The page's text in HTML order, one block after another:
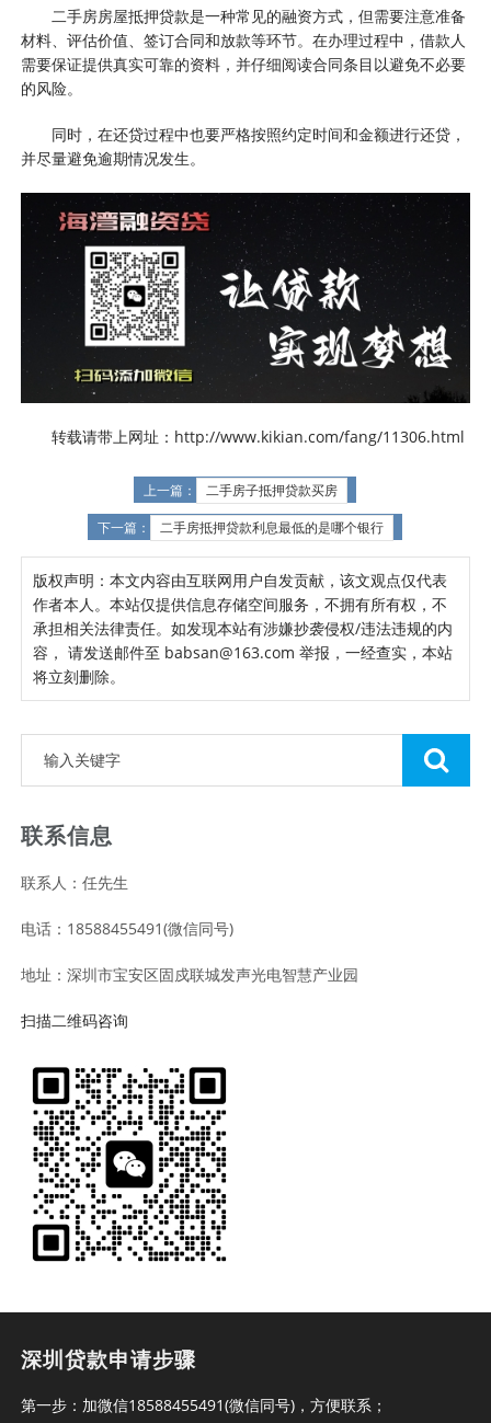
二手房房屋抵押贷款是一种常见的融资方式，但需要注意准备
材料、评估价值、签订合同和放款等环节。在办理过程中，借款人
需要保证提供真实可靠的资料，并仔细阅读合同条目以避免不必要
的风险。
同时，在还贷过程中也要严格按照约定时间和金额进行还贷，
并尽量避免逾期情况发生。
转载请带上网址：http://www.kikian.com/fang/11306.html
上一篇： 二手房子抵押贷款买房
下一篇： 二手房抵押贷款利息最低的是哪个银行
版权声明：本文内容由互联网用户自发贡献，该文观点仅代表
作者本人。本站仅提供信息存储空间服务，不拥有所有权，不
承担相关法律责任。如发现本站有涉嫌抄袭侵权/违法违规的内
容， 请发送邮件至 babsan@163.com 举报，一经查实，本站
将立刻删除。
联系信息
联系人：任先生
电话：18588455491(微信同号)
地址：深圳市宝安区固戍联城发声光电智慧产业园
扫描二维码咨询
深圳贷款申请步骤
第一步：加微信18588455491(微信同号)，方便联系；